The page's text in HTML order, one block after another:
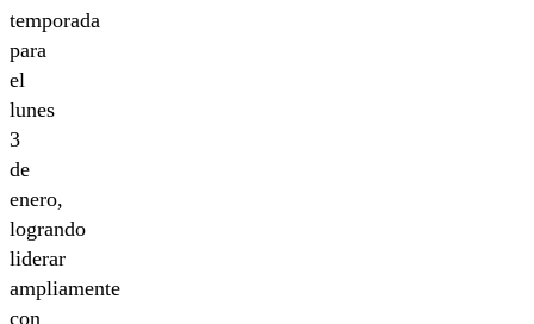
temporada
para
el
lunes
3
de
enero,
logrando
liderar
ampliamente
con